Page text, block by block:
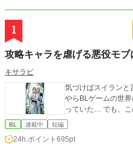
1
攻略キャラを虐げる悪役モ
キサラビ
気づけばスイランと
やらBLゲームの世
っていた… でも、
BL 連載中 短編
24h.ポイント 695pt